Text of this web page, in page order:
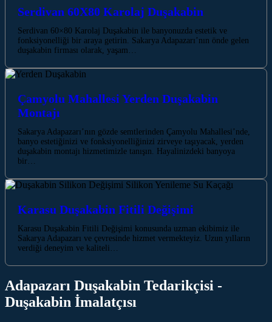
Serdivan 60X80 Karolaj Duşakabin
Serdivan 60×80 Karolaj Duşakabin ile banyonuzda estetik ve
fonksiyonelliği bir araya getirin. Sakarya Adapazarı’nın önde gelen
duşakabin firması olarak, yaşam…
Çamyolu Mahallesi Yerden Duşakabin
Montajı
Sakarya Adapazarı’nın gözde semtlerinden Çamyolu Mahallesi’nde,
banyo estetiğinizi ve fonksiyonelliğinizi zirveye taşıyacak, yerden
duşakabin montajı hizmetimizle tanışın. Hayalinizdeki banyoya
bir…
Karasu Duşakabin Fitili Değişimi
Karasu Duşakabin Fitili Değişimi konusunda uzman ekibimiz ile
Sakarya Adapazarı ve çevresinde hizmet vermekteyiz. Uzun yılların
verdiği deneyim ve kaliteli…
Adapazarı Duşakabin Tedarikçisi -
Duşakabin İmalatçısı